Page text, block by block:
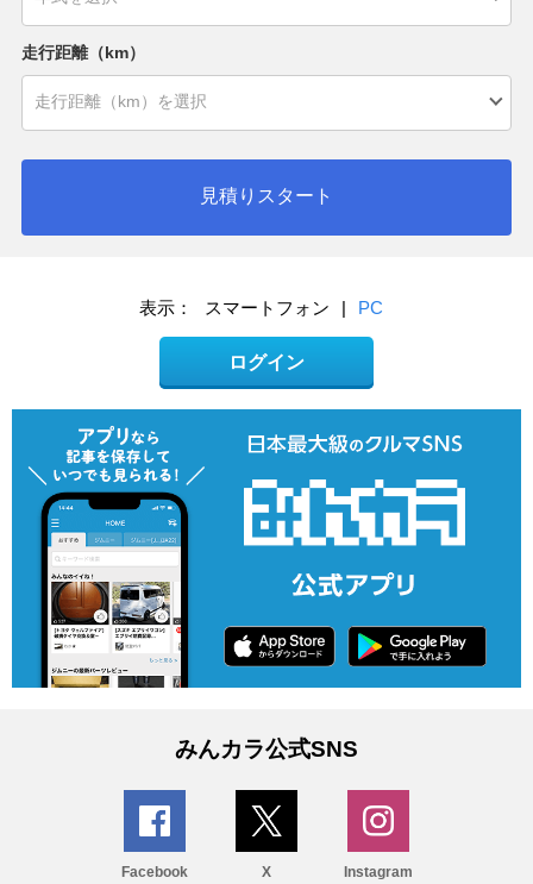
走行距離（km）
見積りスタート
表示： スマートフォン | PC
ログイン
みんカラ公式SNS
Facebook X Instagram